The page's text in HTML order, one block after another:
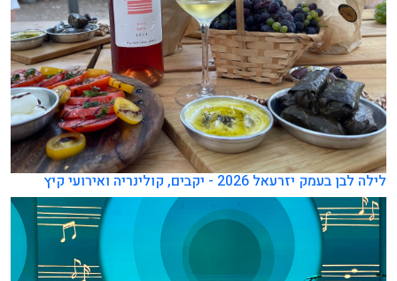
לילה לבן בעמק יזרעאל 2026 - יקבים, קולינריה ואירועי קיץ